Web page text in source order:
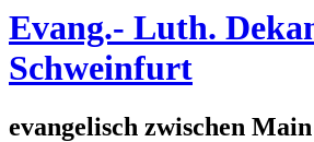
Evang.- Luth.
Schweinfurt
evangelisch zwischen